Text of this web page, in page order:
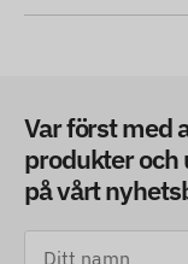
Var först med
produkter och
på vårt